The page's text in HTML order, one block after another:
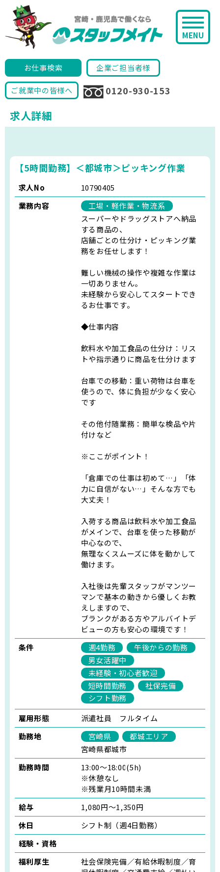
お仕事検索 企業ご担当者様
ご就業中の皆様へ 0120-930-153
MENU
求人詳細
【5時間勤務】＜都城市＞ピッキング作業
求人No
10790405
業務内容
工場・軽作業・物流系
スーパーやドラッグストアへ納品
する商品の、
店舗ごとの仕分け・ピッキング業
務をお任せします！
難しい機械の操作や複雑な作業は
一切ありません。
未経験から安心してスタートでき
るお仕事です。
◆仕事内容
飲料水や加工食品の仕分け：リス
トや指示通りに商品を仕分けます
台車での移動：重い荷物は台車を
使うので、体に負担が少なく安心
です
その他付随業務：簡単な検品や片
付けなど
※ここがポイント！
「倉庫での仕事は初めて…」「体
力に自信がない…」そんな方でも
大丈夫！
入荷する商品は飲料水や加工食品
がメインで、台車を使った移動が
中心なので、
無理なくスムーズに体を動かして
働けます。
入社後は先輩スタッフがマンツー
マンで基本の動きから優しくお教
えしますので、
ブランクがある方やアルバイトデ
ビューの方も安心の環境です！
条件
週4勤務
午後からの勤務
男女活躍中
未経験・初心者歓迎
短時間勤務
社保完備
シフト勤務
雇用形態
派遣社員 フルタイム
勤務地
宮崎県
都城エリア
宮崎県都城市
勤務時間
13:00～18:00(5h)
※休憩なし
※残業月10時間未満
給与
1,080円～1,350円
休日
シフト制（週4日勤務）
経験・資格
福利厚生
社会保険完備／有給休暇制度／育